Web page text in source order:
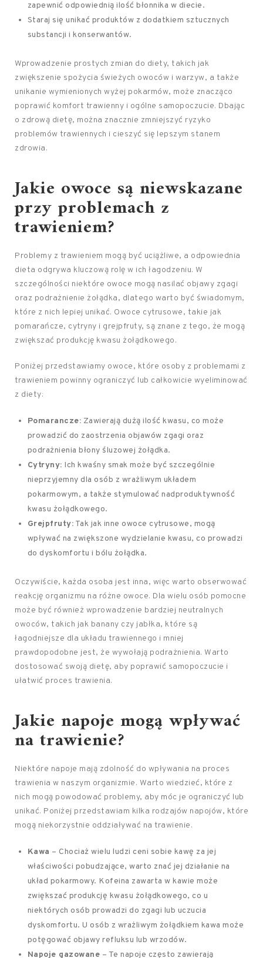
zapewnić odpowiednią ilość błonnika w diecie.
Staraj się unikać produktów z dodatkiem sztucznych
substancji i konserwantów.
Wprowadzenie prostych zmian do diety, takich jak
zwiększenie spożycia świeżych owoców i warzyw, a także
unikanie wymienionych wyżej pokarmów, może znacząco
poprawić komfort trawienny i ogólne samopoczucie. Dbając
o zdrową dietę, można znacznie zmniejszyć ryzyko
problemów trawiennych i cieszyć się lepszym stanem
zdrowia.
Jakie owoce są niewskazane
przy problemach z
trawieniem?
Problemy z trawieniem mogą być uciążliwe, a odpowiednia
dieta odgrywa kluczową rolę w ich łagodzeniu. W
szczególności niektóre owoce mogą nasilać objawy zgagi
oraz podrażnienie żołądka, dlatego warto być świadomym,
które z nich lepiej unikać. Owoce cytrusowe, takie jak
pomarańcze, cytryny i grejpfruty, są znane z tego, że mogą
zwiększać produkcję kwasu żołądkowego.
Poniżej przedstawiamy owoce, które osoby z problemami z
trawieniem powinny ograniczyć lub całkowicie wyeliminować
z diety:
Pomarancze: Zawierają dużą ilość kwasu, co może
prowadzić do zaostrzenia objawów zgagi oraz
podrażnienia błony śluzowej żołądka.
Cytryny: Ich kwaśny smak może być szczególnie
nieprzyjemny dla osób z wrażliwym układem
pokarmowym, a także stymulować nadproduktywność
kwasu żołądkowego.
Grejpfruty: Tak jak inne owoce cytrusowe, mogą
wpływać na zwiększone wydzielanie kwasu, co prowadzi
do dyskomfortu i bólu żołądka.
Oczywiście, każda osoba jest inna, więc warto obserwować
reakcję organizmu na różne owoce. Dla wielu osób pomocne
może być również wprowadzenie bardziej neutralnych
owoców, takich jak banany czy jabłka, które są
łagodniejsze dla układu trawiennego i mniej
prawdopodobne jest, że wywołają podrażnienia. Warto
dostosować swoją dietę, aby poprawić samopoczucie i
ułatwić proces trawienia.
Jakie napoje mogą wpływać
na trawienie?
Niektóre napoje mają zdolność do wpływania na proces
trawienia w naszym organizmie. Warto wiedzieć, które z
nich mogą powodować problemy, aby móc je ograniczyć lub
unikać. Poniżej przedstawiam kilka rodzajów napojów, które
mogą niekorzystnie oddziaływać na trawienie.
Kawa – Chociaż wielu ludzi ceni sobie kawę za jej
właściwości pobudzające, warto znać jej działanie na
układ pokarmowy. Kofeina zawarta w kawie może
zwiększać produkcję kwasu żołądkowego, co u
niektórych osób prowadzi do zgagi lub uczucia
dyskomfortu. U osób z wrażliwym żołądkiem kawa może
potęgować objawy refluksu lub wrzodów.
Napoje gazowane – Te napoje często zawierają